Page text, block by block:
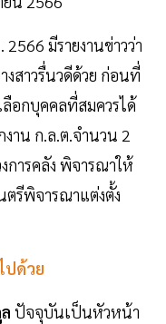
มีรายงานข่าวว่า
งสาวรื่นวดีด้วย ก่อนที่
ลือกบุคคลที่สมควรได้
าน ก.ล.ต.จำนวน 2
การคลัง พิจารณาให้
รีพิจารณาแต่งตั้ง
ปด้วย
ปัจจุบันเป็นหัวหน้า